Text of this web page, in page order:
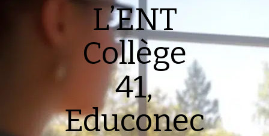
L’ENT
Collège
41,
Educonec